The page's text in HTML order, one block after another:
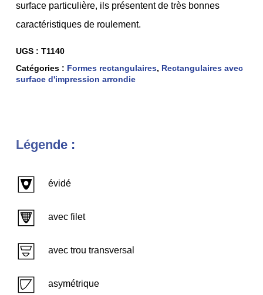
surface particulière, ils présentent de très bonnes
caractéristiques de roulement.
UGS : T1140
Catégories : Formes rectangulaires, Rectangulaires avec
surface d'impression arrondie
Légende :
évidé
avec filet
avec trou transversal
asymétrique